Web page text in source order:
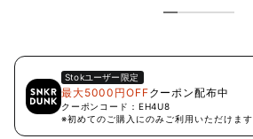
Stokユーザー限定
最大5000円OFFクーポン配布中
クーポンコード： EH4U8
※初めてのご購入にのみご利用いただけます